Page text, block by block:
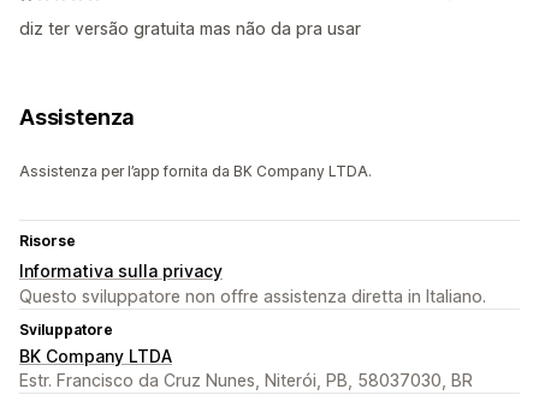
diz ter versão gratuita mas não da pra usar
Assistenza
Assistenza per l’app fornita da BK Company LTDA.
Risorse
Informativa sulla privacy
Questo sviluppatore non offre assistenza diretta in Italiano.
Sviluppatore
BK Company LTDA
Estr. Francisco da Cruz Nunes, Niterói, PB, 58037030, BR